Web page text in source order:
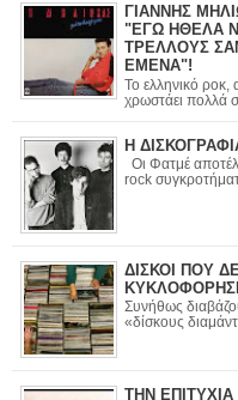
ΓΙΑΝΝΗΣ
"ΕΓΩ ΗΘΕΛΑ
ΤΡΕΛΛΟΥΣ ΣΑΝ ΕΜΕΝΑ ΚΑΙ
ΕΜΕΝΑ"!
Το ελληνικό ροκ,
χρωστάει πολλά
Η
Οι Φατμέ
rock
ΔΙΣΚΟΙ ΠΟΥ
Συνήθως
«δίσκους
ΤΗΝ ΕΠΙΤΥΧΙΑ